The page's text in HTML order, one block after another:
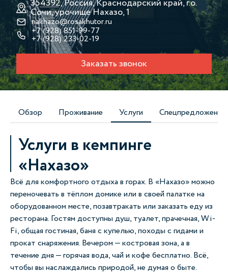
354392, Россия, Краснодарский край, г.о.
Сочи, урочище Нахазо, 1
nakhazo@rosakhutor.ru
+7 (928) 851-99-77
+7 (928) 233-02-19
Заказать звонок
Обзор Проживание Услуги Спецпредложения
Услуги в кемпинге
«Нахазо»
Всё для комфортного отдыха в горах. В «Нахазо» можно
переночевать в тёплом домике или в своей палатке на
оборудованном месте, позавтракать или заказать еду из
ресторана. Гостям доступны душ, туалет, прачечная, Wi-
Fi, общая гостиная, баня с купелью, походы с гидами и
прокат снаряжения. Вечером — костровая зона, а в
течение дня — горячая вода, чай и кофе бесплатно. Всё,
чтобы вы наслаждались природой, не думая о быте.